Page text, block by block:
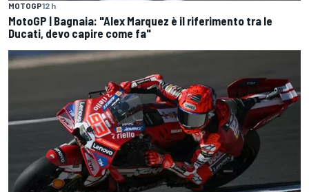
MOTOGP12 h
MotoGP | Bagnaia: "Alex Marquez è il riferimento tra le
Ducati, devo capire come fa"